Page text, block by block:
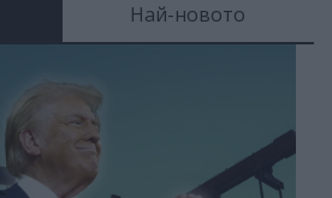
Най-новото